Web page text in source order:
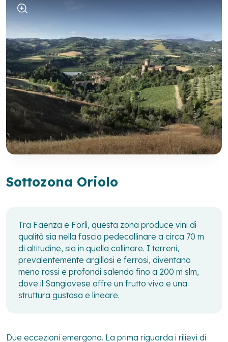
Sottozona Oriolo
Tra Faenza e Forlì, questa zona produce vini di
qualità sia nella fascia pedecollinare a circa 70 m
di altitudine, sia in quella collinare. I terreni,
prevalentemente argillosi e ferrosi, diventano
meno rossi e profondi salendo fino a 200 m slm,
dove il Sangiovese offre un frutto vivo e una
struttura gustosa e lineare.
Due eccezioni emergono. La prima riguarda i rilievi di